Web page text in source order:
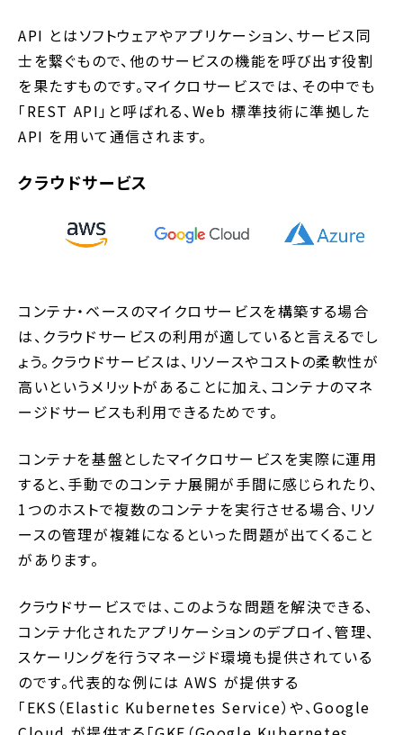
API とはソフトウェアやアプリケーション、サービス同
士を繋ぐもので、他のサービスの機能を呼び出す役割
を果たすものです。マイクロサービスでは、その中でも
「REST API」と呼ばれる、Web 標準技術に準拠した
API を用いて通信されます。
クラウドサービス
コンテナ・ベースのマイクロサービスを構築する場合
は、クラウドサービスの利用が適していると言えるでし
ょう。クラウドサービスは、リソースやコストの柔軟性が
高いというメリットがあることに加え、コンテナのマネ
ージドサービスも利用できるためです。
コンテナを基盤としたマイクロサービスを実際に運用
すると、手動でのコンテナ展開が手間に感じられたり、
1つのホストで複数のコンテナを実行させる場合、リソ
ースの管理が複雑になるといった問題が出てくること
があります。
クラウドサービスでは、このような問題を解決できる、
コンテナ化されたアプリケーションのデプロイ、管理、
スケーリングを行うマネージド環境も提供されている
のです。代表的な例には AWS が提供する
「EKS（Elastic Kubernetes Service）や、Google